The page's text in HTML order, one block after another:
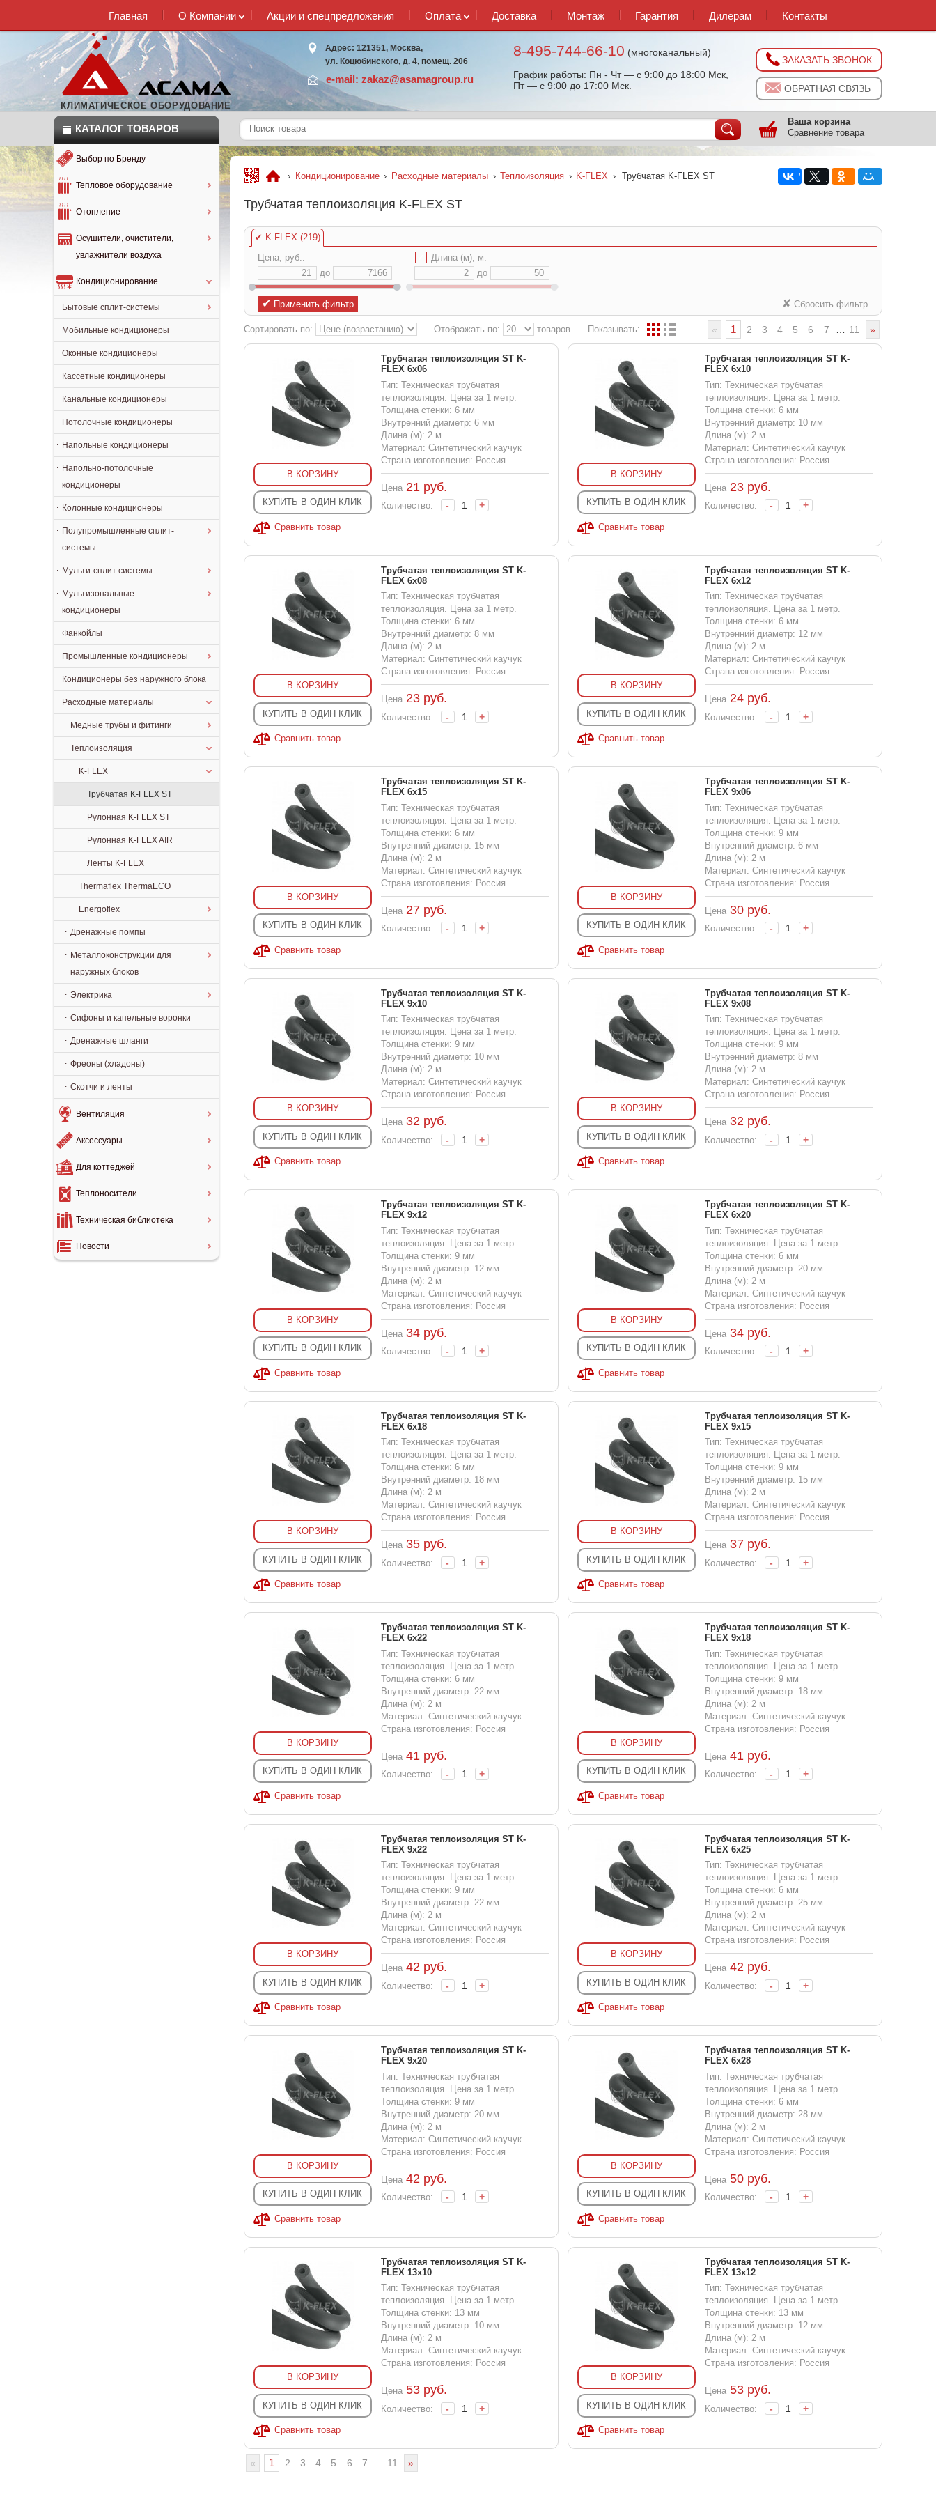
Главная О Компании Акции и спецпредложения Оплата Доставка Монтаж Гарантия Дилерам Контакты
КЛИМАТИЧЕСКОЕ ОБОРУДОВАНИЕ
Адрес: 121351, Москва,
ул. Коцюбинского, д. 4, помещ. 206
e-mail: zakaz@asamagroup.ru
8-495-744-66-10 (многоканальный)
График работы: Пн - Чт — с 9:00 до 18:00 Мск,
Пт — с 9:00 до 17:00 Мск.
ЗАКАЗАТЬ ЗВОНОК
ОБРАТНАЯ СВЯЗЬ
КАТАЛОГ ТОВАРОВ
Ваша корзина
Сравнение товара
Выбор по Бренду
Тепловое оборудование
Отопление
Осушители, очистители,
увлажнители воздуха
Кондиционирование
Бытовые сплит-системы
Мобильные кондиционеры
Оконные кондиционеры
Кассетные кондиционеры
Канальные кондиционеры
Потолочные кондиционеры
Напольные кондиционеры
Напольно-потолочные
кондиционеры
Колонные кондиционеры
Полупромышленные сплит-
системы
Мульти-сплит системы
Мультизональные
кондиционеры
Фанкойлы
Промышленные кондиционеры
Кондиционеры без наружного блока
Расходные материалы
Медные трубы и фитинги
Теплоизоляция
K-FLEX
Трубчатая K-FLEX ST
Рулонная K-FLEX ST
Рулонная K-FLEX AIR
Ленты K-FLEX
Thermaflex ThermaECO
Energoflex
Дренажные помпы
Металлоконструкции для
наружных блоков
Электрика
Сифоны и капельные воронки
Дренажные шланги
Фреоны (хладоны)
Скотчи и ленты
Вентиляция
Аксессуары
Для коттеджей
Теплоносители
Техническая библиотека
Новости
› Кондиционирование › Расходные материалы › Теплоизоляция › K-FLEX › Трубчатая K-FLEX ST
Трубчатая теплоизоляция K-FLEX ST
✔ K-FLEX (219)
Цена, руб.:
до
Длина (м), м:
до
✔ Применить фильтр ✘ Сбросить фильтр
Сортировать по: Отображать по: товаров Показывать: « 1 2 3 4 5 6 7 11 »
В КОРЗИНУ
КУПИТЬ В ОДИН КЛИК
Сравнить товар
Трубчатая теплоизоляция ST K-
FLEX 6x06
Тип: Техническая трубчатая
теплоизоляция. Цена за 1 метр.
Толщина стенки: 6 мм
Внутренний диаметр: 6 мм
Длина (м): 2 м
Материал: Синтетический каучук
Страна изготовления: Россия
Цена 21 руб.
Количество: - +
В КОРЗИНУ
КУПИТЬ В ОДИН КЛИК
Сравнить товар
Трубчатая теплоизоляция ST K-
FLEX 6x10
Тип: Техническая трубчатая
теплоизоляция. Цена за 1 метр.
Толщина стенки: 6 мм
Внутренний диаметр: 10 мм
Длина (м): 2 м
Материал: Синтетический каучук
Страна изготовления: Россия
Цена 23руб.
Количество: - +
В КОРЗИНУ
КУПИТЬ В ОДИН КЛИК
Сравнить товар
Трубчатая теплоизоляция ST K-
FLEX 6x08
Тип: Техническая трубчатая
теплоизоляция. Цена за 1 метр.
Толщина стенки: 6 мм
Внутренний диаметр: 8 мм
Длина (м): 2 м
Материал: Синтетический каучук
Страна изготовления: Россия
Цена 23руб.
Количество: - +
В КОРЗИНУ
КУПИТЬ В ОДИН КЛИК
Сравнить товар
Трубчатая теплоизоляция ST K-
FLEX 6x12
Тип: Техническая трубчатая
теплоизоляция. Цена за 1 метр.
Толщина стенки: 6 мм
Внутренний диаметр: 12 мм
Длина (м): 2 м
Материал: Синтетический каучук
Страна изготовления: Россия
Цена 24руб.
Количество: - +
В КОРЗИНУ
КУПИТЬ В ОДИН КЛИК
Сравнить товар
Трубчатая теплоизоляция ST K-
FLEX 6x15
Тип: Техническая трубчатая
теплоизоляция. Цена за 1 метр.
Толщина стенки: 6 мм
Внутренний диаметр: 15 мм
Длина (м): 2 м
Материал: Синтетический каучук
Страна изготовления: Россия
Цена 27руб.
Количество: - +
В КОРЗИНУ
КУПИТЬ В ОДИН КЛИК
Сравнить товар
Трубчатая теплоизоляция ST K-
FLEX 9x06
Тип: Техническая трубчатая
теплоизоляция. Цена за 1 метр.
Толщина стенки: 9 мм
Внутренний диаметр: 6 мм
Длина (м): 2 м
Материал: Синтетический каучук
Страна изготовления: Россия
Цена 30руб.
Количество: - +
В КОРЗИНУ
КУПИТЬ В ОДИН КЛИК
Сравнить товар
Трубчатая теплоизоляция ST K-
FLEX 9x10
Тип: Техническая трубчатая
теплоизоляция. Цена за 1 метр.
Толщина стенки: 9 мм
Внутренний диаметр: 10 мм
Длина (м): 2 м
Материал: Синтетический каучук
Страна изготовления: Россия
Цена 32руб.
Количество: - +
В КОРЗИНУ
КУПИТЬ В ОДИН КЛИК
Сравнить товар
Трубчатая теплоизоляция ST K-
FLEX 9x08
Тип: Техническая трубчатая
теплоизоляция. Цена за 1 метр.
Толщина стенки: 9 мм
Внутренний диаметр: 8 мм
Длина (м): 2 м
Материал: Синтетический каучук
Страна изготовления: Россия
Цена 32руб.
Количество: - +
В КОРЗИНУ
КУПИТЬ В ОДИН КЛИК
Сравнить товар
Трубчатая теплоизоляция ST K-
FLEX 9x12
Тип: Техническая трубчатая
теплоизоляция. Цена за 1 метр.
Толщина стенки: 9 мм
Внутренний диаметр: 12 мм
Длина (м): 2 м
Материал: Синтетический каучук
Страна изготовления: Россия
Цена 34руб.
Количество: - +
В КОРЗИНУ
КУПИТЬ В ОДИН КЛИК
Сравнить товар
Трубчатая теплоизоляция ST K-
FLEX 6x20
Тип: Техническая трубчатая
теплоизоляция. Цена за 1 метр.
Толщина стенки: 6 мм
Внутренний диаметр: 20 мм
Длина (м): 2 м
Материал: Синтетический каучук
Страна изготовления: Россия
Цена 34руб.
Количество: - +
В КОРЗИНУ
КУПИТЬ В ОДИН КЛИК
Сравнить товар
Трубчатая теплоизоляция ST K-
FLEX 6x18
Тип: Техническая трубчатая
теплоизоляция. Цена за 1 метр.
Толщина стенки: 6 мм
Внутренний диаметр: 18 мм
Длина (м): 2 м
Материал: Синтетический каучук
Страна изготовления: Россия
Цена 35руб.
Количество: - +
В КОРЗИНУ
КУПИТЬ В ОДИН КЛИК
Сравнить товар
Трубчатая теплоизоляция ST K-
FLEX 9x15
Тип: Техническая трубчатая
теплоизоляция. Цена за 1 метр.
Толщина стенки: 9 мм
Внутренний диаметр: 15 мм
Длина (м): 2 м
Материал: Синтетический каучук
Страна изготовления: Россия
Цена 37руб.
Количество: - +
В КОРЗИНУ
КУПИТЬ В ОДИН КЛИК
Сравнить товар
Трубчатая теплоизоляция ST K-
FLEX 6x22
Тип: Техническая трубчатая
теплоизоляция. Цена за 1 метр.
Толщина стенки: 6 мм
Внутренний диаметр: 22 мм
Длина (м): 2 м
Материал: Синтетический каучук
Страна изготовления: Россия
Цена 41 руб.
Количество: - +
В КОРЗИНУ
КУПИТЬ В ОДИН КЛИК
Сравнить товар
Трубчатая теплоизоляция ST K-
FLEX 9x18
Тип: Техническая трубчатая
теплоизоляция. Цена за 1 метр.
Толщина стенки: 9 мм
Внутренний диаметр: 18 мм
Длина (м): 2 м
Материал: Синтетический каучук
Страна изготовления: Россия
Цена 41 руб.
Количество: - +
В КОРЗИНУ
КУПИТЬ В ОДИН КЛИК
Сравнить товар
Трубчатая теплоизоляция ST K-
FLEX 9x22
Тип: Техническая трубчатая
теплоизоляция. Цена за 1 метр.
Толщина стенки: 9 мм
Внутренний диаметр: 22 мм
Длина (м): 2 м
Материал: Синтетический каучук
Страна изготовления: Россия
Цена 42руб.
Количество: - +
В КОРЗИНУ
КУПИТЬ В ОДИН КЛИК
Сравнить товар
Трубчатая теплоизоляция ST K-
FLEX 6x25
Тип: Техническая трубчатая
теплоизоляция. Цена за 1 метр.
Толщина стенки: 6 мм
Внутренний диаметр: 25 мм
Длина (м): 2 м
Материал: Синтетический каучук
Страна изготовления: Россия
Цена 42руб.
Количество: - +
В КОРЗИНУ
КУПИТЬ В ОДИН КЛИК
Сравнить товар
Трубчатая теплоизоляция ST K-
FLEX 9x20
Тип: Техническая трубчатая
теплоизоляция. Цена за 1 метр.
Толщина стенки: 9 мм
Внутренний диаметр: 20 мм
Длина (м): 2 м
Материал: Синтетический каучук
Страна изготовления: Россия
Цена 42 руб.
Количество: - +
В КОРЗИНУ
КУПИТЬ В ОДИН КЛИК
Сравнить товар
Трубчатая теплоизоляция ST K-
FLEX 6x28
Тип: Техническая трубчатая
теплоизоляция. Цена за 1 метр.
Толщина стенки: 6 мм
Внутренний диаметр: 28 мм
Длина (м): 2 м
Материал: Синтетический каучук
Страна изготовления: Россия
Цена 50руб.
Количество: - +
В КОРЗИНУ
КУПИТЬ В ОДИН КЛИК
Сравнить товар
Трубчатая теплоизоляция ST K-
FLEX 13x10
Тип: Техническая трубчатая
теплоизоляция. Цена за 1 метр.
Толщина стенки: 13 мм
Внутренний диаметр: 10 мм
Длина (м): 2 м
Материал: Синтетический каучук
Страна изготовления: Россия
Цена 53руб.
Количество: - +
В КОРЗИНУ
КУПИТЬ В ОДИН КЛИК
Сравнить товар
Трубчатая теплоизоляция ST K-
FLEX 13x12
Тип: Техническая трубчатая
теплоизоляция. Цена за 1 метр.
Толщина стенки: 13 мм
Внутренний диаметр: 12 мм
Длина (м): 2 м
Материал: Синтетический каучук
Страна изготовления: Россия
Цена 53руб.
Количество: - +
« 1 2 3 4 5 6 7 11 »